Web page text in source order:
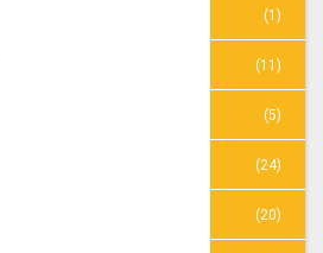
(1)
(11)
(5)
(24)
(20)